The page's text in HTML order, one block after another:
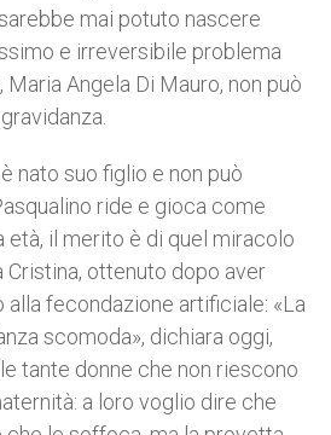
mai potuto nascere
e irreversibile problema
Maria Angela Di Mauro, non può
nato suo figlio e non può
ride e gioca come
età, il merito è di quel miracolo
Cristina, ottenuto dopo aver
alla fecondazione artificiale: «La
scomoda», dichiara oggi,
tante donne che non riescono
a loro voglio dire che